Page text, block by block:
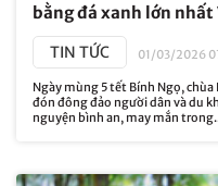
bằng đá xanh lớn nhất
TIN TỨC 01/03/2026
Ngày mùng 5 tết Bính Ngọ,
đón đông đảo người dân và du
nguyện bình an, may mắn